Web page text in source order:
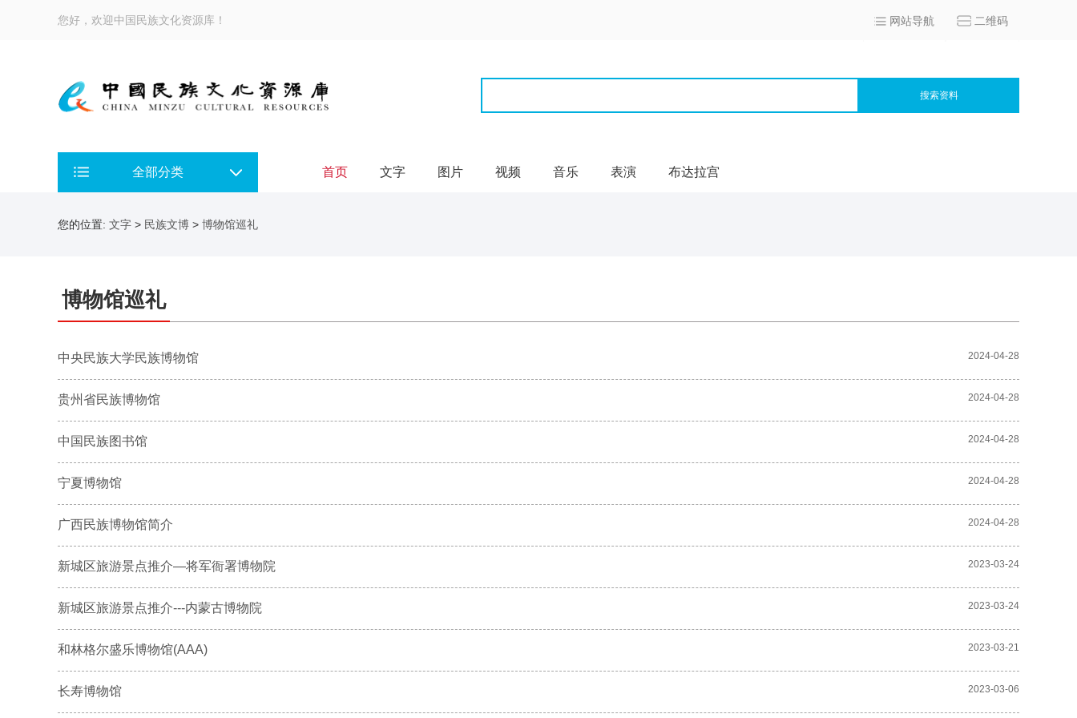
您好，欢迎中国民族文化资源库！ 网站导航 二维码
搜索资料
全部分类 首页 文字 图片 视频 音乐 表演 布达拉宫
您的位置: 文字 > 民族文博 > 博物馆巡礼
博物馆巡礼
中央民族大学民族博物馆 2024-04-28
贵州省民族博物馆 2024-04-28
中国民族图书馆 2024-04-28
宁夏博物馆 2024-04-28
广西民族博物馆简介 2024-04-28
新城区旅游景点推介—将军衙署博物院 2023-03-24
新城区旅游景点推介---内蒙古博物院 2023-03-24
和林格尔盛乐博物馆(AAA) 2023-03-21
长寿博物馆 2023-03-06